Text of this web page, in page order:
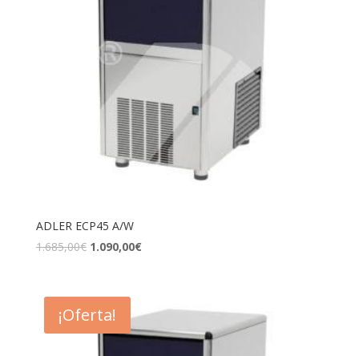
ADLER ECP45 A/W
1.685,00€ 1.090,00€
¡Oferta!